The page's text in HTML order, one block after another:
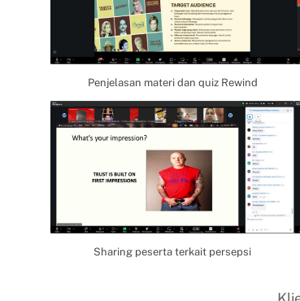
Penjelasan materi dan quiz Rewind
Sharing peserta terkait persepsi